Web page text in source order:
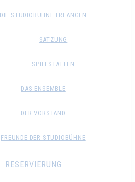
DIE STUDIOBÜHNE ERLANGEN
SATZUNG
SPIELSTÄTTEN
DAS ENSEMBLE
DER VORSTAND
FREUNDE DER STUDIOBÜHNE
RESERVIERUNG